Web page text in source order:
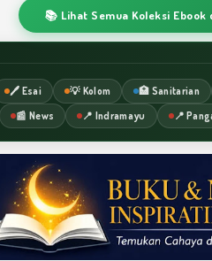
📚 Lihat Semua Koleksi Ebook
🖊️ Esai 💡 Kolom 🏥 Sanitarian
📰 News 📍 Indramayu 📍